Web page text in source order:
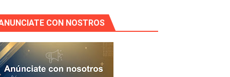
CON NOSTROS